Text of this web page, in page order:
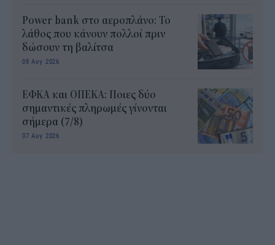
Power bank στο αεροπλάνο: Το
λάθος που κάνουν πολλοί πριν
δώσουν τη βαλίτσα
08 Αυγ 2026
ΕΦΚΑ και ΟΠΕΚΑ: Ποιες δύο
σημαντικές πληρωμές γίνονται
σήμερα (7/8)
07 Αυγ 2026